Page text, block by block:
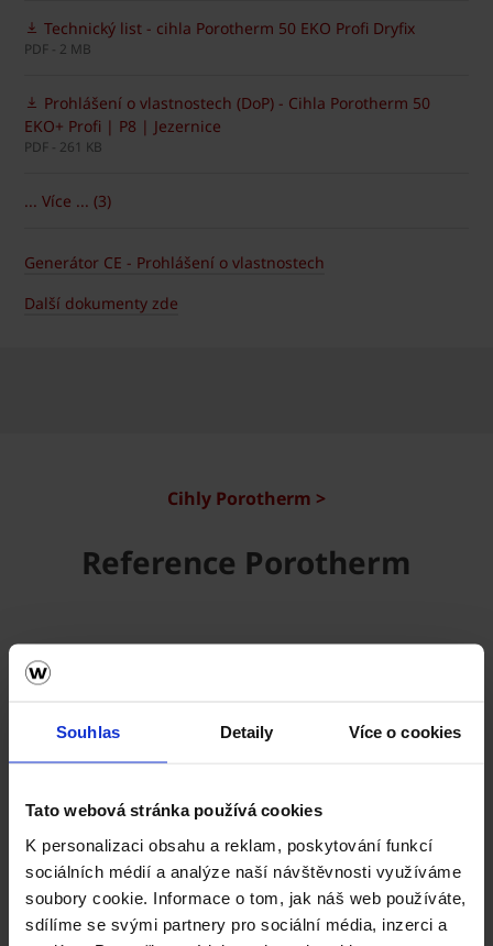
Souhlas Detaily Více o cookies
Tato webová stránka používá cookies
K personalizaci obsahu a reklam, poskytování funkcí
sociálních médií a analýze naší návštěvnosti využíváme
soubory cookie. Informace o tom, jak náš web používáte,
sdílíme se svými partnery pro sociální média, inzerci a
Technický list - cihla Porotherm 50 EKO Profi Dryfix
PDF - 2 MB
Prohlášení o vlastnostech (DoP) - Cihla Porotherm 50
EKO+ Profi | P8 | Jezernice
PDF - 261 KB
... Více ... (3)
Generátor CE - Prohlášení o vlastnostech
Další dokumenty zde
Cihly Porotherm >
Reference Porotherm
Vezměte stavbu do vlastních rukou. Online.